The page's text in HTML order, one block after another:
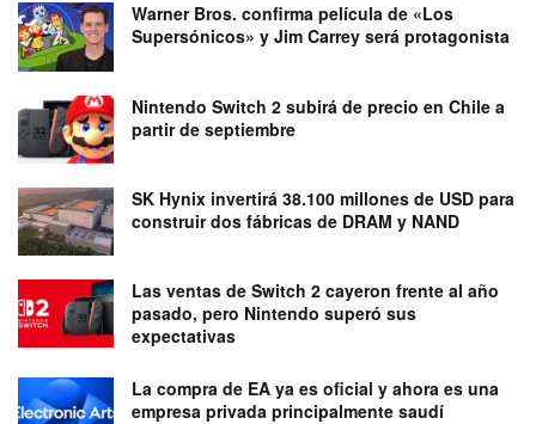
Warner Bros. confirma película de «Los
Supersónicos» y Jim Carrey será protagonista
Nintendo Switch 2 subirá de precio en Chile a
partir de septiembre
SK Hynix invertirá 38.100 millones de USD para
construir dos fábricas de DRAM y NAND
Las ventas de Switch 2 cayeron frente al año
pasado, pero Nintendo superó sus
expectativas
La compra de EA ya es oficial y ahora es una
empresa privada principalmente saudí